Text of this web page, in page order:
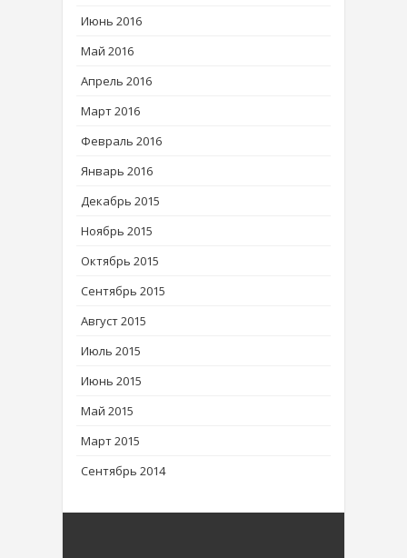
Июнь 2016
Май 2016
Апрель 2016
Март 2016
Февраль 2016
Январь 2016
Декабрь 2015
Ноябрь 2015
Октябрь 2015
Сентябрь 2015
Август 2015
Июль 2015
Июнь 2015
Май 2015
Март 2015
Сентябрь 2014